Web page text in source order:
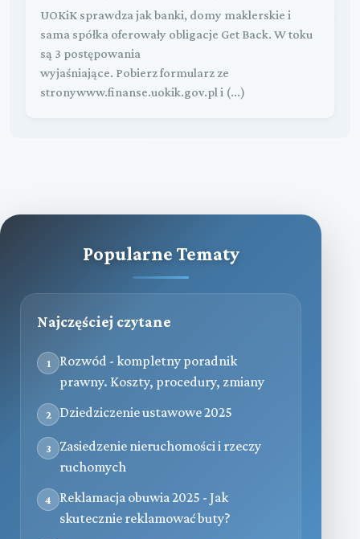
UOKiK sprawdza jak banki, domy maklerskie i
sama spółka oferowały obligacje Get Back. W toku
są 3 postępowania
wyjaśniające. Pobierz formularz ze
stronywww.finanse.uokik.gov.pl i (...)
Popularne Tematy
Najczęściej czytane
1
Rozwód - kompletny poradnik
prawny. Koszty, procedury, zmiany
2 Dziedziczenie ustawowe 2025
3
Zasiedzenie nieruchomości i rzeczy
ruchomych
4
Reklamacja obuwia 2025 - Jak
skutecznie reklamować buty?